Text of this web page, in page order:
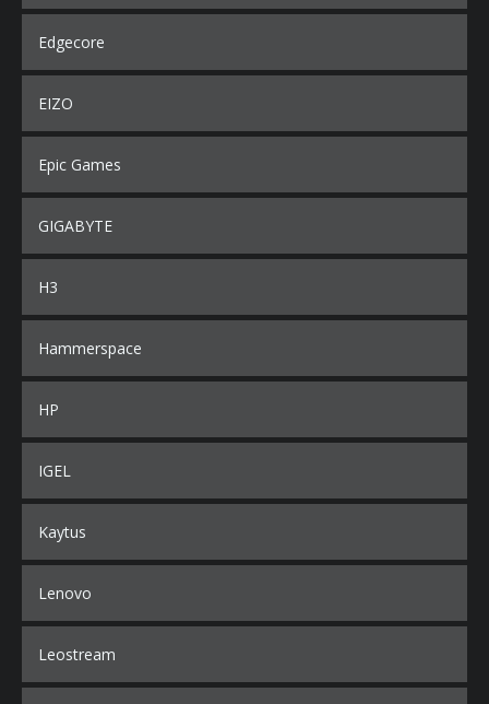
Edgecore
EIZO
Epic Games
GIGABYTE
H3
Hammerspace
HP
IGEL
Kaytus
Lenovo
Leostream